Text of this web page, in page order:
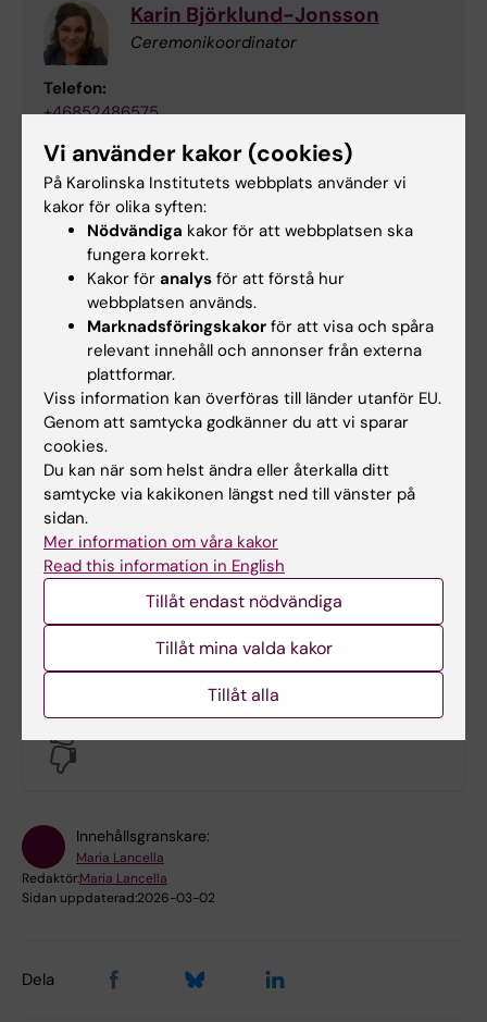
Karin Björklund-Jonsson
Ceremonikoordinator
Telefon:
+46852486575
karin.bjorklund-jonsson@ki.se
Maria Lancella
Ceremonikoordinator
Telefon:
+46852486243
E-post:
maria.lancella@ki.se
Om utmärkelsen NOR
Om utmärkelsen "För Nit och Redlighet i rikets
tjänst" NOR
Hur man räknar ut om man uppfyller kraven
Hade du nytta av informationen på denna sida?
Innehållsgranskare:
Maria Lancella
Redaktör:Maria Lancella
Sidan uppdaterad:2026-03-02
Dela
Vi använder kakor (cookies)
På Karolinska Institutets webbplats använder vi
kakor för olika syften:
Nödvändiga kakor för att webbplatsen ska
fungera korrekt.
Kakor för analys för att förstå hur
webbplatsen används.
Marknadsföringskakor för att visa och spåra
relevant innehåll och annonser från externa
plattformar.
Viss information kan överföras till länder utanför EU.
Genom att samtycka godkänner du att vi sparar
cookies.
Du kan när som helst ändra eller återkalla ditt
samtycke via kakikonen längst ned till vänster på
sidan.
Mer information om våra kakor
Read this information in English
Tillåt endast nödvändiga
Tillåt mina valda kakor
Tillåt alla